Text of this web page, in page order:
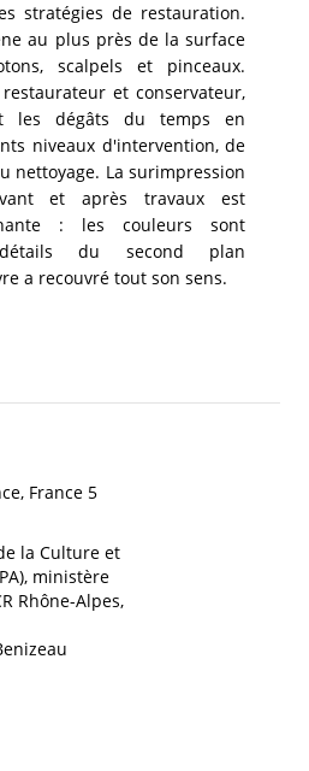
stratégies de restauration.
au plus près de la surface
scalpels et pinceaux.
restaurateur et conservateur,
les dégâts du temps en
niveaux d'intervention, de
nettoyage. La surimpression
et après travaux est
: les couleurs sont
du second plan
a recouvré tout son sens.
France 5
la Culture et
ministère
Rhône-Alpes,